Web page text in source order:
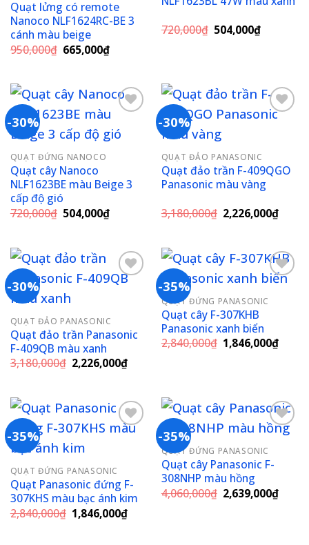
Quạt lửng có remote
Nanoco NLF1624RC-BE 3
cánh màu beige
950,000₫ Giá
665,000₫Giá
665,000₫.
720,000₫ Giá
504,000₫Giá
-30%
QUẠT ĐỨNG NANOCO
Quạt cây Nanoco
NLF1623BE màu Beige 3
cấp độ gió
720,000₫ Giá
504,000₫Giá
504,000₫.
-30%
wishlist
QUẠT ĐẢO PANASONIC
Quạt đảo trần F-409QGO
Panasonic màu vàng
3,180,000₫ Giá
gốc
2,226,000₫Giá
-30%
wishlist
QUẠT ĐẢO PANASONIC
Quạt đảo trần Panasonic
F-409QB màu xanh
3,180,000₫ Giá
gốc
2,226,000₫Giá
2,226,000₫.
-35%
QUẠT ĐỨNG PANASONIC
Quạt cây F-307KHB
Panasonic xanh biển
2,840,000₫ Giá
gốc
1,846,000₫Giá
-35%
wishlist
QUẠT ĐỨNG PANASONIC
Quạt Panasonic đứng F-
307KHS màu bạc ánh kim
2,840,000₫ Giá
gốc
1,846,000₫Giá
-35%
Add to
QUẠT ĐỨNG PANASONIC
Quạt cây Panasonic F-
308NHP màu hồng
4,060,000₫ Giá
gốc
2,639,000₫Giá